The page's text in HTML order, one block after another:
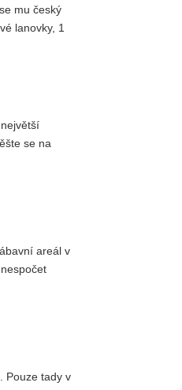
mu český
lanovky, 1
se na
areál v
Pouze tady v